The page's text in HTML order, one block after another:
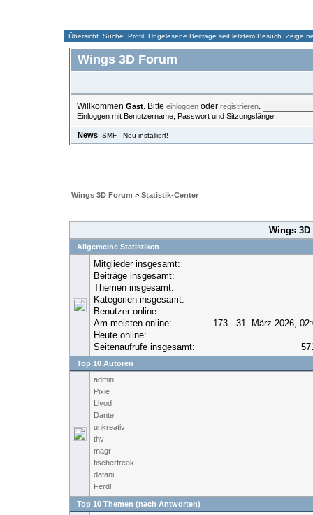
Übersicht Suche Profil Ungelesene Beiträge seit letztem Besuch Zeige
Wings 3D Forum
Willkommen Gast. Bitte einloggenoder registrieren.
Einloggen mit Benutzername, Passwort und Sitzungslänge
News: SMF - Neu installiert!
Wings 3D Forum > Statistik-Center
Wings
Allgemeine Statistiken
Mitglieder insgesamt:
Beiträge insgesamt:
Themen insgesamt:
Kategorien insgesamt:
Benutzer online:
Am meisten online:
173 - 31. März 2026,
Heute online:
Seitenaufrufe insgesamt:
Top 10 Autoren
admin
Pixie
Llyod
Dante
unkreativ
thv
magr
fischerfreak
datani
Ferdl
Top 10 Themen (nach Antworten)